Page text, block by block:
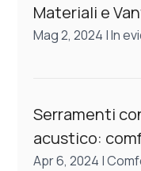
Materiali e
Mag 2, 2024 |In
Serramenti
acustico:
Apr 6, 2024 |